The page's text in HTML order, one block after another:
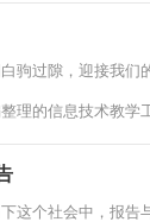
驹过隙，迎接我
理的信息技术教学
这个社会中，报